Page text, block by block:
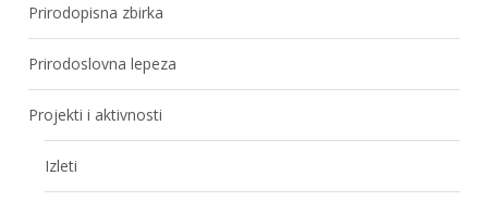
Prirodopisna zbirka
Prirodoslovna lepeza
Projekti i aktivnosti
Izleti